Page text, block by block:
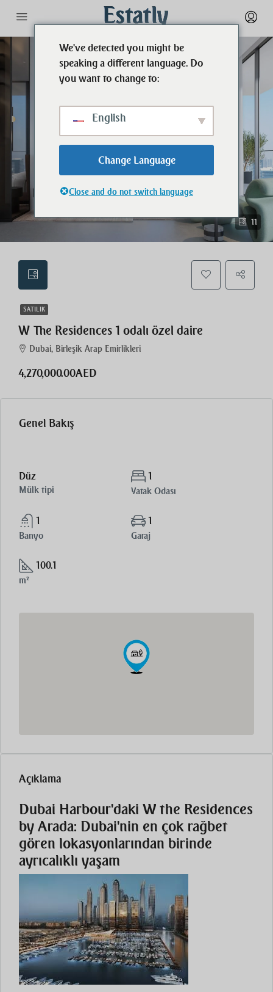
11
SATILIK
W The Residences 1 odalı özel daire
Dubai, Birleşik Arap Emirlikleri
4,270,000.00AED
Genel Bakış
Düz
Mülk tipi
1
Yatak Odası
1
Banyo
1
Garaj
100.1
m²
Açıklama
Dubai Harbour'daki W the Residences
by Arada: Dubai'nin en çok rağbet
gören lokasyonlarından birinde
ayrıcalıklı yaşam
We've detected you might be
speaking a different language. Do
you want to change to:
English
Change Language
Close and do not switch language